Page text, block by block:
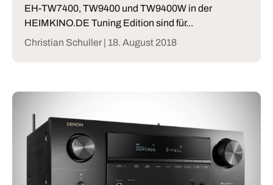
EH-TW7400, TW9400 und TW9400W in der
HEIMKINO.DE Tuning Edition sind für...
Christian Schuller | 18. August 2018